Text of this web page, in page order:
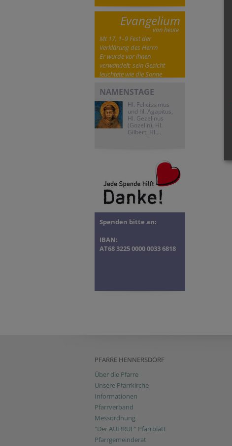
Evangelium
von heute
Mt 17, 1–9 Fest der
Verklärung des Herrn
Er wurde vor ihnen
verwandelt; sein Gesicht
leuchtete wie die Sonne
NAMENSTAGE
Hl. Felicissimus
und hl. Agapitus,
Hl. Gezelinus
(Gozelin), Hl.
Gilbert, Hl....
Spenden bitte an:
IBAN:
AT68 3225 0000 0033 6818
PFARRE HENNERSDORF
Über die Pfarre
Unsere Pfarrkirche
Informationen
Pfarrverband
Messordnung
"Der AUF!RUF" Pfarrblatt
Pfarrgemeinderat